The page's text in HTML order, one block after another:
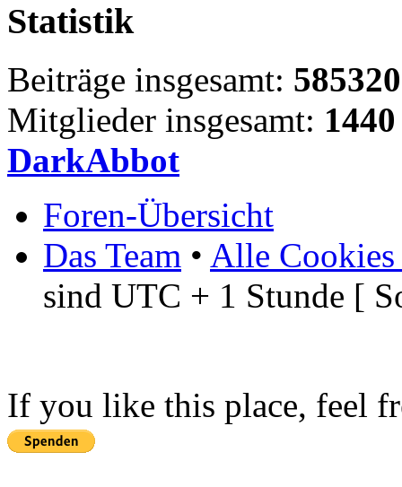
Statistik
Beiträge insgesamt: 585320
Mitglieder insgesamt: 1440
DarkAbbot
Foren-Übersicht
Das Team • Alle Cookies
sind UTC + 1 Stunde [
If you like this place, feel